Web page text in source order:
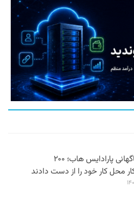
تخلیه ناگهانی پارادایس هاب؛ ۲۰۰
محل کار خود را از دست دادند